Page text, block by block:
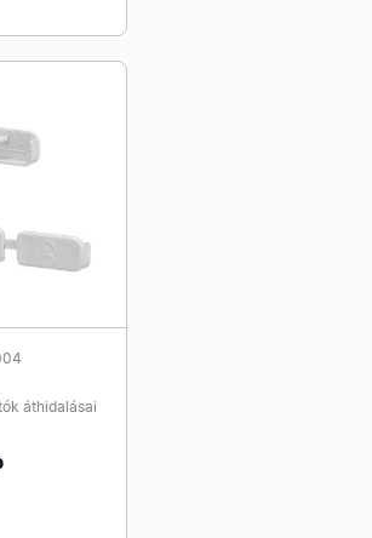
áthidalásai